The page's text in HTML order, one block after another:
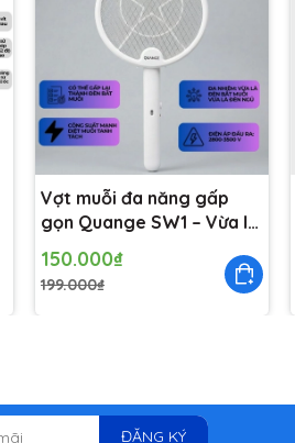
Vợt muỗi đa năng gấp
gọn Quange SW1 – Vừa là
vợt muỗi, vừa là đèn bắt
muỗi tự động
150.000₫
199.000₫
ĐĂNG KÝ